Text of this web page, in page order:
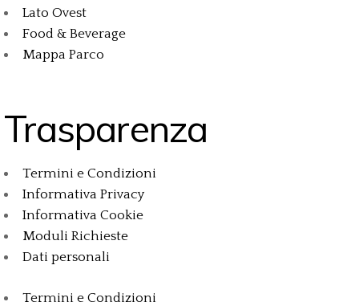
Lato Ovest
Food & Beverage
Mappa Parco
Trasparenza
Termini e Condizioni
Informativa Privacy
Informativa Cookie
Moduli Richieste
Dati personali
Termini e Condizioni